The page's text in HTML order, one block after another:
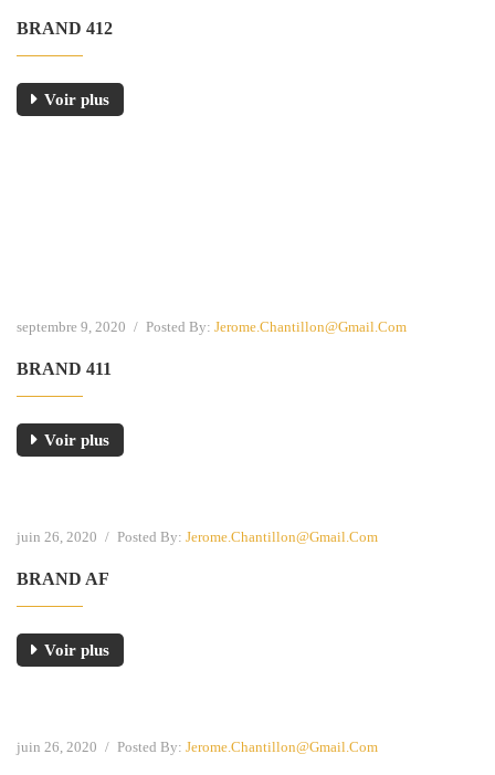
BRAND 412
Voir plus
septembre 9, 2020 / Posted By: Jerome.chantillon@gmail.com
BRAND 411
Voir plus
juin 26, 2020 / Posted By: Jerome.chantillon@gmail.com
BRAND AF
Voir plus
juin 26, 2020 / Posted By: Jerome.chantillon@gmail.com